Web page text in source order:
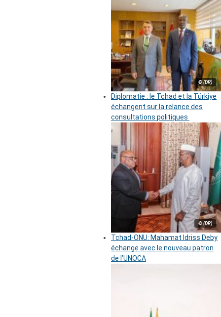
© (DR)
Diplomatie : le Tchad et la Türkiye
échangent sur la relance des
consultations politiques
© (DR)
Tchad-ONU: Mahamat Idriss Deby
échange avec le nouveau patron
de l’UNOCA